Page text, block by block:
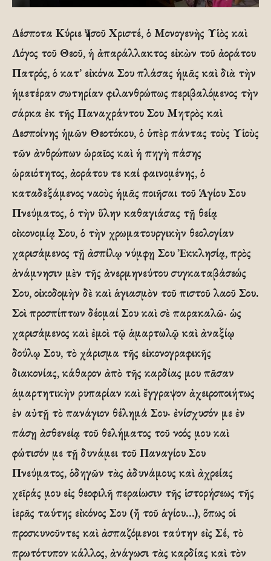
Δέσποτα Κύριε Ἰησοῦ Χριστέ, ὁ Μονογενὴς Υἱὸς καὶ
Λόγος τοῦ Θεοῦ, ἡ ἀπαράλλακτος εἰκὼν τοῦ ἀοράτου
Πατρός, ὁ κατ’ εἰκόνα Σου πλάσας ἡμᾶς καὶ διὰ τὴν
ἡμετέραν σωτηρίαν φιλανθρώπως περιβαλόμενος τὴν
σάρκα ἐκ τῆς Παναχράντου Σου Μητρὸς καὶ
Δεσποίνης ἡμῶν Θεοτόκου, ὁ ὑπὲρ πάντας τοὺς Υἱοὺς
τῶν ἀνθρώπων ὡραῖος καὶ ἡ πηγὴ πάσης
ὡραιότητος, ἀοράτου τε καί φαινομένης, ὁ
καταδεξάμενος ναοὺς ἡμᾶς ποιῆσαι τοῦ Ἁγίου Σου
Πνεύματος, ὁ τὴν ὕλην καθαγιάσας τῇ θείᾳ
οἰκονομίᾳ Σου, ὁ τὴν χρωματουργικὴν θεολογίαν
χαρισάμενος τῇ ἀσπίλῳ νύμφῃ Σου Ἐκκλησίᾳ, πρὸς
ἀνάμνησιν μὲν τῆς ἀνερμηνεύτου συγκαταβάσεώς
Σου, οἰκοδομὴν δὲ καὶ ἁγιασμὸν τοῦ πιστοῦ λαοῦ Σου.
Σοὶ προσπίπτων δέομαί Σου καὶ σὲ παρακαλῶ· ὡς
χαρισάμενος καὶ ἐμοὶ τῷ ἁμαρτωλῷ καὶ ἀναξίῳ
δούλῳ Σου, τὸ χάρισμα τῆς εἰκονογραφικῆς
διακονίας, κάθαρον ἀπὸ τῆς καρδίας μου πᾶσαν
ἁμαρτητικὴν ρυπαρίαν καὶ ἔγγραψον ἀχειροποιήτως
ἐν αὐτῇ τὸ πανάγιον θέλημά Σου· ἐνίσχυσόν με ἐν
πάσῃ ἀσθενείᾳ τοῦ θελήματος τοῦ νοός μου καὶ
φώτισόν με τῇ δυνάμει τοῦ Παναγίου Σου
Πνεύματος, ὁδηγῶν τὰς ἀδυνάμους καὶ ἀχρείας
χεῖράς μου εἰς θεοφιλῆ περαίωσιν τῆς ἱστορήσεως τῆς
ἱερᾶς ταύτης εἰκόνος Σου (ἤ τοῦ ἁγίου…), ὅπως οἱ
προσκυνοῦντες καὶ ἀσπαζόμενοι ταύτην εἰς Σέ, τὸ
πρωτότυπον κάλλος, ἀνάγωσι τὰς καρδίας καὶ τὸν